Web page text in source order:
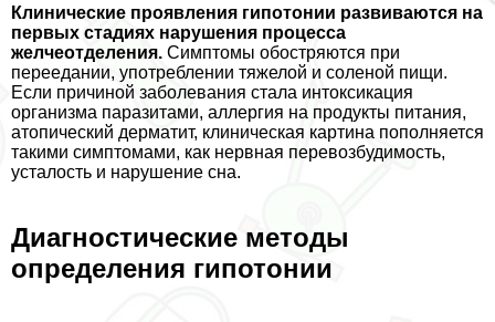
Клинические проявления гипотонии развиваются на
первых стадиях нарушения процесса
желчеотделения. Симптомы обостряются при
переедании, употрeблении тяжелой и соленой пищи.
Если причиной заболевания стала интоксикация
организма паразитами, аллергия на продукты питания,
атопический дерматит, клиническая картина пополняется
такими симптомами, как нервная перевозбудимость,
усталость и нарушение сна.
Диагностические методы
определения гипотонии